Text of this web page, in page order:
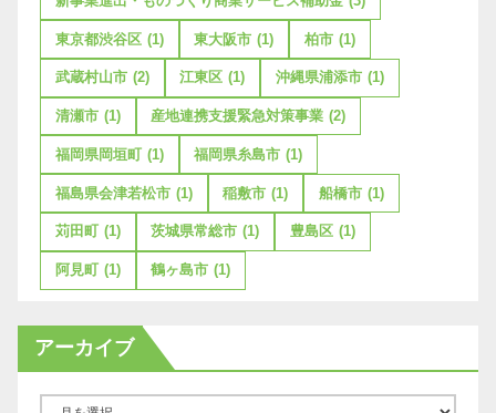
東京都渋谷区 (1) 東大阪市 (1) 柏市 (1)
武蔵村山市 (2) 江東区 (1) 沖縄県浦添市 (1)
清瀬市 (1) 産地連携支援緊急対策事業 (2)
福岡県岡垣町 (1) 福岡県糸島市 (1)
福島県会津若松市 (1) 稲敷市 (1) 船橋市 (1)
苅田町 (1) 茨城県常総市 (1) 豊島区 (1)
阿見町 (1) 鶴ヶ島市 (1)
アーカイブ